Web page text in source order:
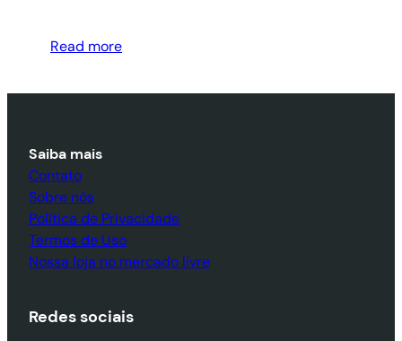
Read more
Saiba mais
Contato
Sobre nós
Política de Privacidade
Termos de Uso
Nossa loja no mercado livre
Redes sociais